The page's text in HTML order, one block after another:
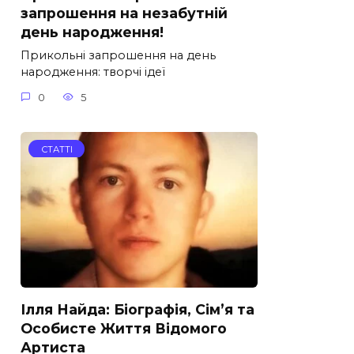
запрошення на незабутній
день народження!
Прикольні запрошення на день
народження: творчі ідеї
0 5
СТАТТІ
Ілля Найда: Біографія, Сім’я та
Особисте Життя Відомого
Артиста